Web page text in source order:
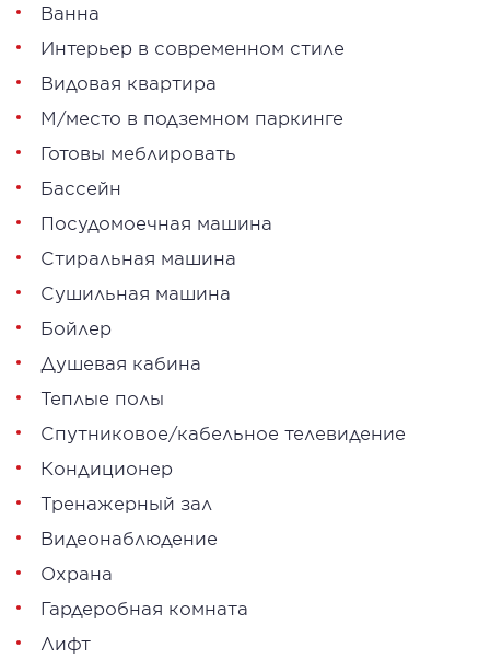
Ванна
Интерьер в современном стиле
Видовая квартира
М/место в подземном паркинге
Готовы меблировать
Бассейн
Посудомоечная машина
Стиральная машина
Сушильная машина
Бойлер
Душевая кабина
Теплые полы
Спутниковое/кабельное телевидение
Кондиционер
Тренажерный зал
Видеонаблюдение
Охрана
Гардеробная комната
Лифт